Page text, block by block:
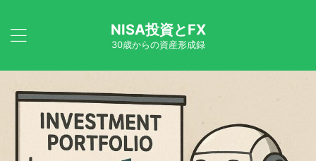
NISA投資とFX
30歳からの資産形成録